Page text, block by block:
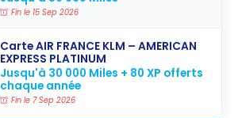
Fin le 15 Sep 2026
Carte AIR FRANCE KLM – AMERICAN
EXPRESS PLATINUM
Jusqu'à 30 000 Miles + 80 XP offerts
chaque année
Fin le 7 Sep 2026